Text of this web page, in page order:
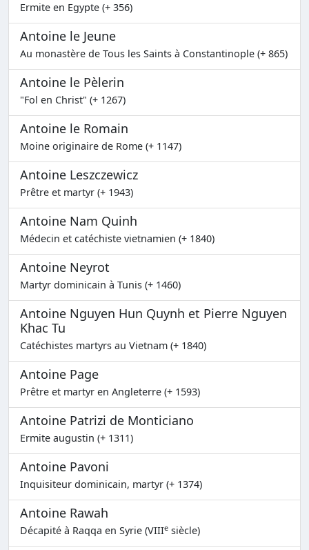
Ermite en Egypte (+ 356)
Antoine le Jeune
Au monastère de Tous les Saints à Constantinople (+ 865)
Antoine le Pèlerin
"Fol en Christ" (+ 1267)
Antoine le Romain
Moine originaire de Rome (+ 1147)
Antoine Leszczewicz
Prêtre et martyr (+ 1943)
Antoine Nam Quinh
Médecin et catéchiste vietnamien (+ 1840)
Antoine Neyrot
Martyr dominicain à Tunis (+ 1460)
Antoine Nguyen Hun Quynh et Pierre Nguyen
Khac Tu
Catéchistes martyrs au Vietnam (+ 1840)
Antoine Page
Prêtre et martyr en Angleterre (+ 1593)
Antoine Patrizi de Monticiano
Ermite augustin (+ 1311)
Antoine Pavoni
Inquisiteur dominicain, martyr (+ 1374)
Antoine Rawah
Décapité à Raqqa en Syrie (VIIIe siècle)